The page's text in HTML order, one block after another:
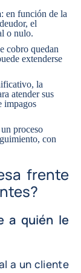
: en función de la
el
o nulo.
cobro quedan
extenderse
la
atender sus
impagos
proceso
con
frente
a quién le
a un cliente